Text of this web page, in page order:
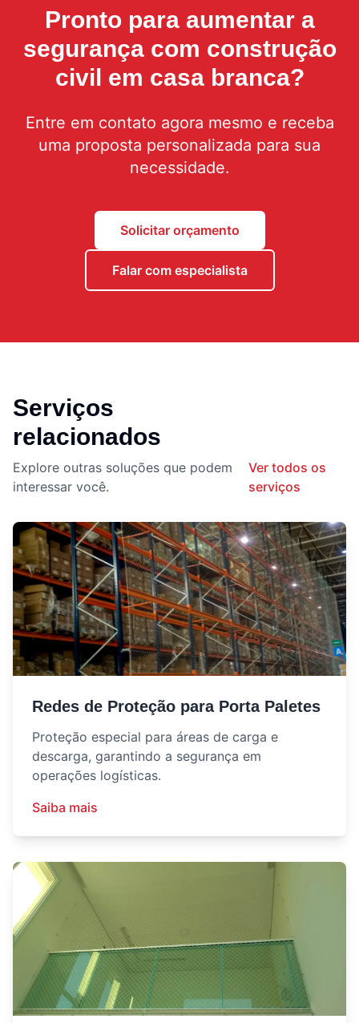
Pronto para aumentar a
segurança com construção
civil em casa branca?
Entre em contato agora mesmo e receba
uma proposta personalizada para sua
necessidade.
Solicitar orçamento
Falar com especialista
Serviços
relacionados
Explore outras soluções que podem
interessar você.
Ver todos os
serviços
Redes de Proteção para Porta Paletes
Proteção especial para áreas de carga e
descarga, garantindo a segurança em
operações logísticas.
Saiba mais